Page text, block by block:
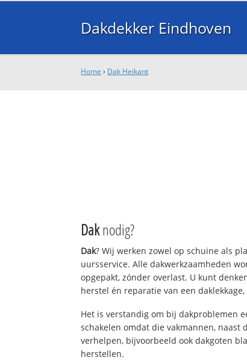
Dakdekker Eindhoven
Home › Dak Heikant
Daknodig?
Dak? Wij werken zowel op schuine als
uursservice. Alle dakwerkzaamheden
opgepakt, zónder overlast. U kunt
herstel én reparatie van een
Het is verstandig om bij dakproblemen
schakelen omdat die vakmannen, naast
verhelpen, bijvoorbeeld ook dakgoten
herstellen.